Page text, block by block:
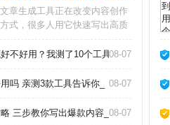
章生成工具正在改变内容创作
式，很多人用它快速写出高质
？我用了半年多，从最初的怀疑
手而非主角。它能帮你突破灵
不好用？我测了10个工具告诉你真相_
08-07
吗 亲测3款工具告诉你_ 08-07
三步教你写出爆款内容_ 08-07